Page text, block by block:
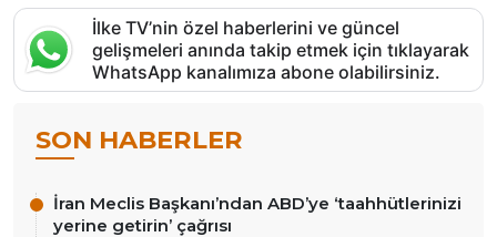
İlke TV’nin özel haberlerini ve güncel
gelişmeleri anında takip etmek için tıklayarak
WhatsApp kanalımıza abone olabilirsiniz.
SON HABERLER
İran Meclis Başkanı’ndan ABD’ye ‘taahhütlerinizi
yerine getirin’ çağrısı